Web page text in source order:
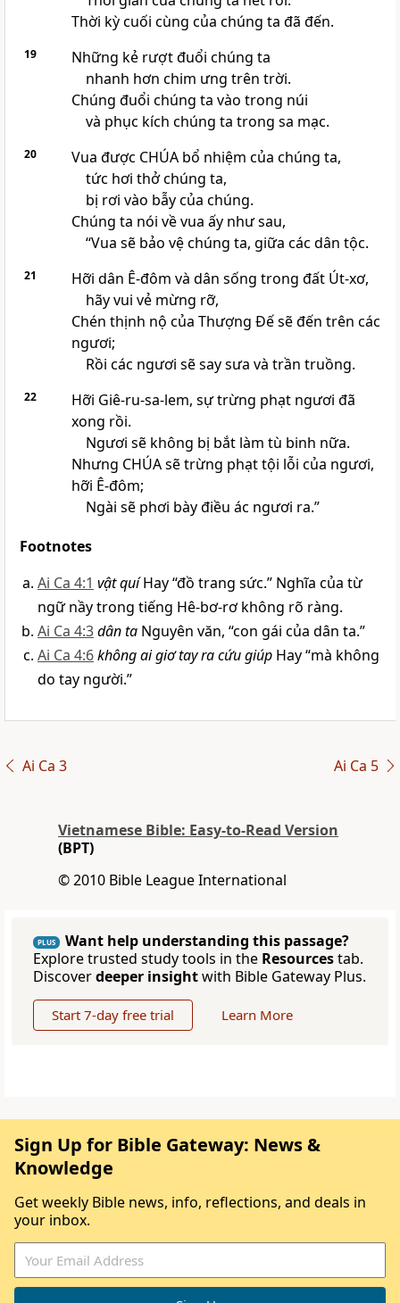
Thời kỳ cuối cùng của chúng ta đã đến.
19
Những kẻ rượt đuổi chúng ta
nhanh hơn chim ưng trên trời.
Chúng đuổi chúng ta vào trong núi
và phục kích chúng ta trong sa mạc.
20
Vua được CHÚA bổ nhiệm của chúng ta,
tức hơi thở chúng ta,
bị rơi vào bẫy của chúng.
Chúng ta nói về vua ấy như sau,
“Vua sẽ bảo vệ chúng ta, giữa các dân tộc.
21
Hỡi dân Ê-đôm và dân sống trong đất Út-xơ,
hãy vui vẻ mừng rỡ,
Chén thịnh nộ của Thượng Đế sẽ đến trên các
ngươi;
Rồi các ngươi sẽ say sưa và trần truồng.
22
Hỡi Giê-ru-sa-lem, sự trừng phạt ngươi đã
xong rồi.
Ngươi sẽ không bị bắt làm tù binh nữa.
Nhưng CHÚA sẽ trừng phạt tội lỗi của ngươi,
hỡi Ê-đôm;
Ngài sẽ phơi bày điều ác ngươi ra.”
Footnotes
Ai Ca 4:1 vật quíHay “đồ trang sức.” Nghĩa của từ
ngữ nầy trong tiếng Hê-bơ-rơ không rõ ràng.
Ai Ca 4:3dân ta Nguyên văn, “con gái của dân ta.”
Ai Ca 4:6không ai giơ tay ra cứu giúp Hay “mà không
do tay người.”
Ai Ca 3 Ai Ca 5
Vietnamese Bible: Easy-to-Read Version
(BPT)
© 2010 Bible League International
PLUS
Want help understanding this passage?
Explore trusted study tools in the Resourcestab.
Discoverdeeper insightwith Bible Gateway Plus.
Start 7-day free trial Learn More
Sign Up for Bible Gateway: News &
Knowledge
Get weekly Bible news, info, reflections, and deals in
your inbox.